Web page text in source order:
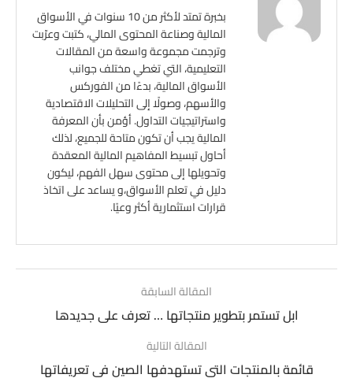
بخبرة تمتد لأكثر من 10 سنوات في الأسواق
المالية وصناعة المحتوى المالي، كتبت وعرّبت
وترجمت مجموعة واسعة من المقالات
التعليمية، التي تغطي مختلف جوانب
الأسواق المالية، بدءًا من الفوركس
والأسهم، وصولًا إلى التحليلات الاقتصادية
واستراتيجيات التداول. أؤمن بأن المعرفة
المالية يجب أن تكون متاحة للجميع، لذلك
أحاول تبسيط المفاهيم المالية المعقدة
وتحويلها إلى محتوى سهل الفهم، ليكون
دليل في تعلم الأسواق،و يساعد على اتخاذ
قرارات استثمارية أكثر وعيًا.
المقالة السابقة
ابل تستمر بتطوير منتجاتها … تعرف على جديدها
المقالة التالية
قائمة بالمنتجات التي تستهدفها الصين في تعريفاتها